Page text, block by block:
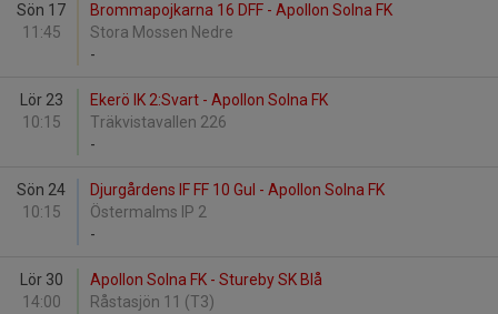
Sön 17
11:45
Brommapojkarna 16 DFF - Apollon Solna FK
Stora Mossen Nedre
-
Lör 23
10:15
Ekerö IK 2:Svart - Apollon Solna FK
Träkvistavallen 226
-
Sön 24
10:15
Djurgårdens IF FF 10 Gul - Apollon Solna FK
Östermalms IP 2
-
Lör 30
14:00
Apollon Solna FK - Stureby SK Blå
Råstasjön 11 (T3)